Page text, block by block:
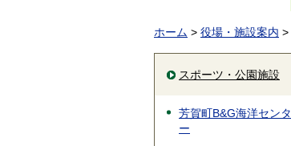
ホーム > 役場・施設案内 >
スポーツ・公園施設
芳賀町B&G海洋センタ
ー